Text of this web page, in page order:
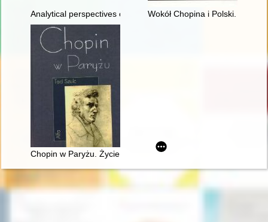
Analytical perspectives on the music of Chopin
Wokół Chopina i Polski.
Chopin w Paryżu. Życie i epoka